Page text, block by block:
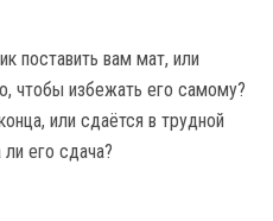
поставить вам мат, или
чтобы избежать его самому?
или сдаётся в трудной
его сдача?